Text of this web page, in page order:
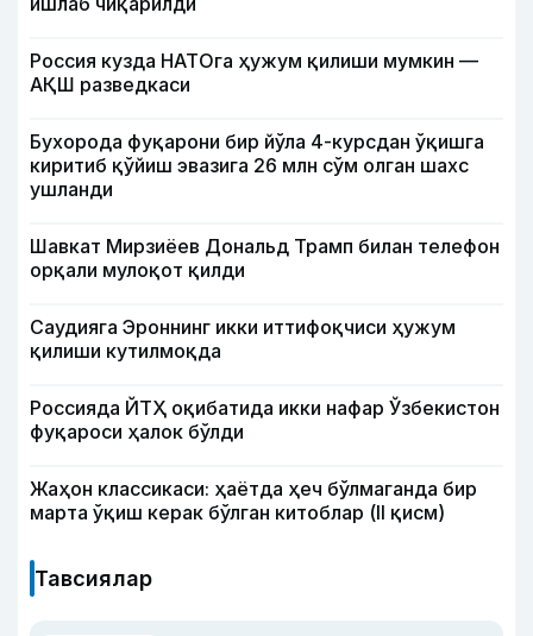
Россия кузда НАТОга ҳужум қилиши мумкин —
АҚШ разведкаси
Бухорода фуқарони бир йўла 4-курсдан ўқишга
киритиб қўйиш эвазига 26 млн сўм олган шахс
ушланди
Шавкат Мирзиёев Дональд Трамп билан телефон
орқали мулоқот қилди
Саудияга Эроннинг икки иттифоқчиси ҳужум
қилиши кутилмоқда
Россияда ЙТҲ оқибатида икки нафар Ўзбекистон
фуқароси ҳалок бўлди
Жаҳон классикаси: ҳаётда ҳеч бўлмаганда бир
марта ўқиш керак бўлган китоблар (II қисм)
Тавсиялар